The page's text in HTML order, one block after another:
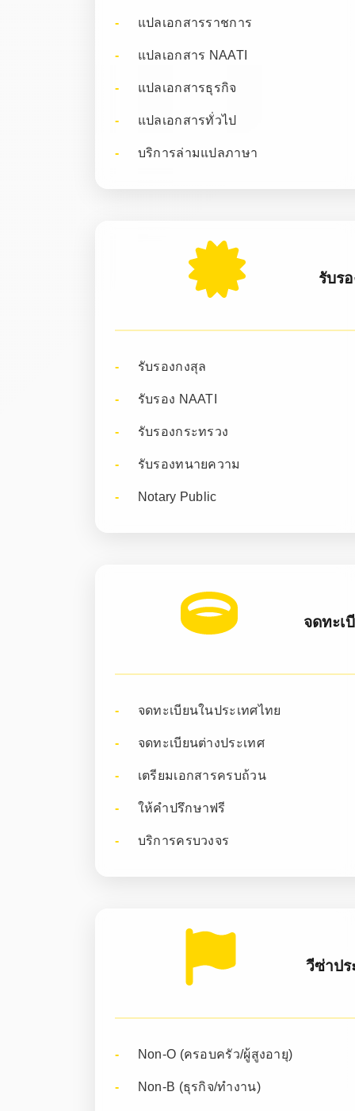
แปลเอกสารราชการ
แปลเอกสาร NAATI
แปลเอกสารธุรกิจ
แปลเอกสารทั่วไป
บริการล่ามแปลภาษา
รับร
รับรองกงสุล
รับรอง NAATI
รับรองกระทรวง
รับรองทนายความ
Notary Public
จดทะเ
จดทะเบียนในประเทศไทย
จดทะเบียนต่างประเทศ
เตรียมเอกสารครบถ้วน
ให้คำปรึกษาฟรี
บริการครบวงจร
วีซ่าปร
Non-O (ครอบครัว/ผู้สูงอายุ)
Non-B (ธุรกิจ/ทำงาน)